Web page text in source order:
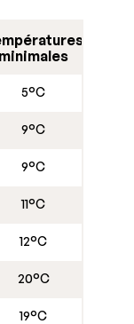
à
de l'argent liquide.
minimales
5°C
9°C
9°C
11°C
12°C
20°C
19°C